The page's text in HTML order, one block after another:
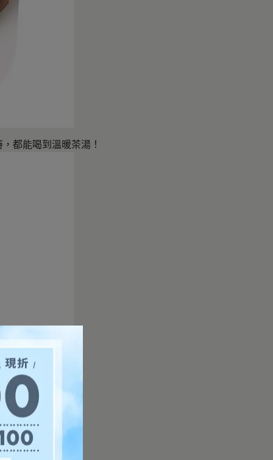
都能喝到溫暖茶湯！